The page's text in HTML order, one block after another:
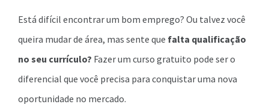
Está difícil encontrar um bom emprego? Ou talvez você
queira mudar de área, mas sente que falta qualificação
no seu currículo? Fazer um curso gratuito pode ser o
diferencial que você precisa para conquistar uma nova
oportunidade no mercado.